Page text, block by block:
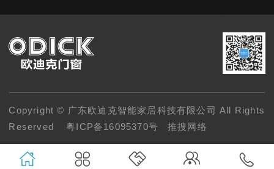
Copyright © 广东欧迪克智能家居科技有限公司 All Rights
Reserved
粤ICP备16095370号 推搜网络